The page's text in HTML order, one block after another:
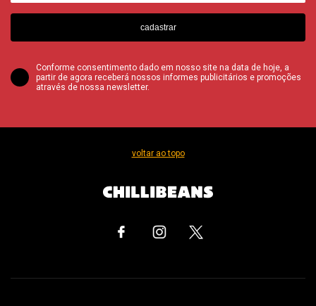
cadastrar
Conforme consentimento dado em nosso site na data de hoje, a
partir de agora receberá nossos informes publicitários e promoções
através de nossa newsletter.
voltar ao topo